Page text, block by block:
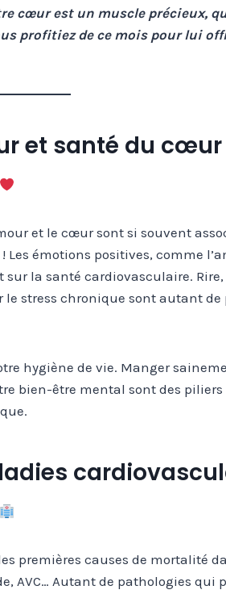
cœur est un muscle précieux,
profitiez de ce mois pour lui
et santé du cœur
et le cœur sont si souvent
émotions positives, comme
la santé cardiovasculaire.
le stress chronique sont autant de
hygiène de vie. Manger
bien-être mental sont des piliers
premières causes de mortalité
AVC… Autant de pathologies qui